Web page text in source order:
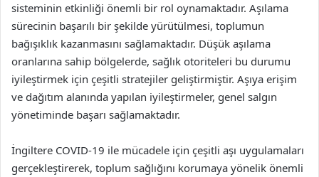
sisteminin etkinliği önemli bir rol oynamaktadır. Aşılama
sürecinin başarılı bir şekilde yürütülmesi, toplumun
bağışıklık kazanmasını sağlamaktadır. Düşük aşılama
oranlarına sahip bölgelerde, sağlık otoriteleri bu durumu
iyileştirmek için çeşitli stratejiler geliştirmiştir. Aşıya erişim
ve dağıtım alanında yapılan iyileştirmeler, genel salgın
yönetiminde başarı sağlamaktadır.
İngiltere COVID-19 ile mücadele için çeşitli aşı uygulamaları
gerçekleştirerek, toplum sağlığını korumaya yönelik önemli